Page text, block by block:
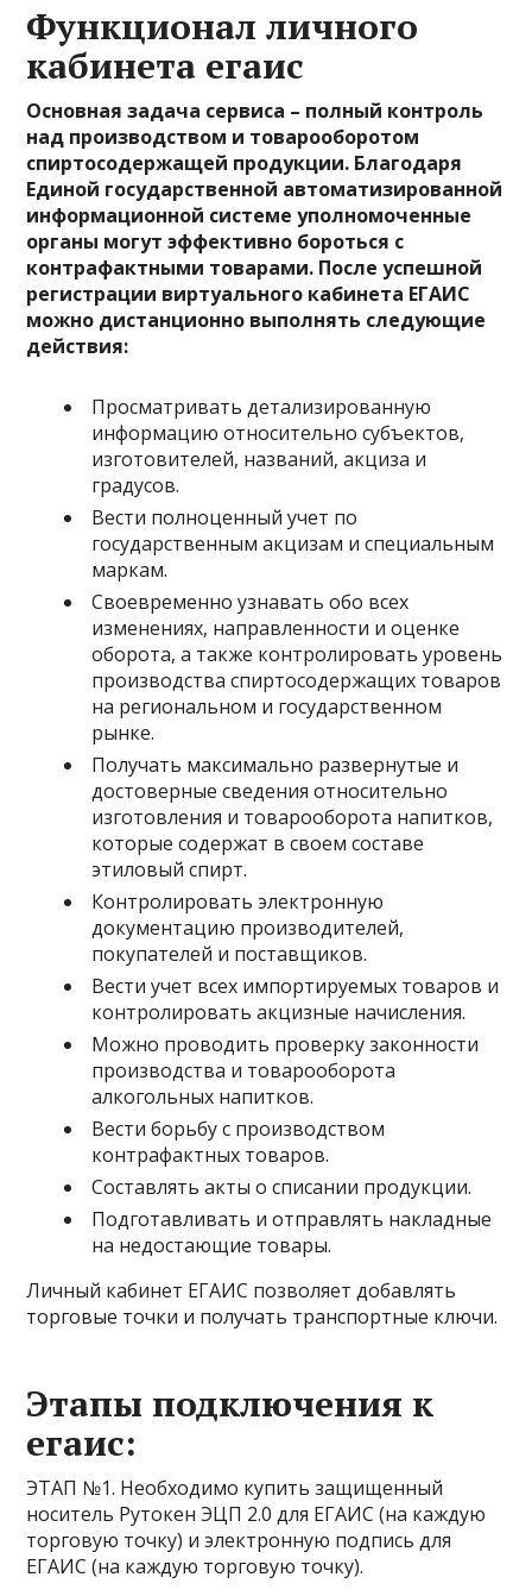
Функционал личного
кабинета егаис
Основная задача сервиса – полный контроль
над производством и товарооборотом
спиртосодержащей продукции. Благодаря
Единой государственной автоматизированной
информационной системе уполномоченные
органы могут эффективно бороться с
контрафактными товарами. После успешной
регистрации виртуального кабинета ЕГАИС
можно дистанционно выполнять следующие
действия:
Просматривать детализированную
информацию относительно субъектов,
изготовителей, названий, акциза и
градусов.
Вести полноценный учет по
государственным акцизам и специальным
маркам.
Своевременно узнавать обо всех
изменениях, направленности и оценке
оборота, а также контролировать уровень
производства спиртосодержащих товаров
на региональном и государственном
рынке.
Получать максимально развернутые и
достоверные сведения относительно
изготовления и товарооборота напитков,
которые содержат в своем составе
этиловый спирт.
Контролировать электронную
документацию производителей,
покупателей и поставщиков.
Вести учет всех импортируемых товаров и
контролировать акцизные начисления.
Можно проводить проверку законности
производства и товарооборота
алкогольных напитков.
Вести борьбу с производством
контрафактных товаров.
Составлять акты о списании продукции.
Подготавливать и отправлять накладные
на недостающие товары.
Личный кабинет ЕГАИС позволяет добавлять
торговые точки и получать транспортные ключи.
Этапы подключения к
егаис:
ЭТАП №1. Необходимо купить защищенный
носитель Рутокен ЭЦП 2.0 для ЕГАИС (на каждую
торговую точку) и электронную подпись для
ЕГАИС (на каждую торговую точку).